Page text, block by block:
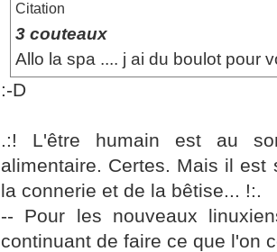
Citation
3 couteaux
Allo la spa .... j ai du boulot pour
:-D
.:! L'être humain est au
alimentaire. Certes. Mais il est
la connerie et de la bêtise... !:.
-- Pour les nouveaux
continuant de faire ce que l'on